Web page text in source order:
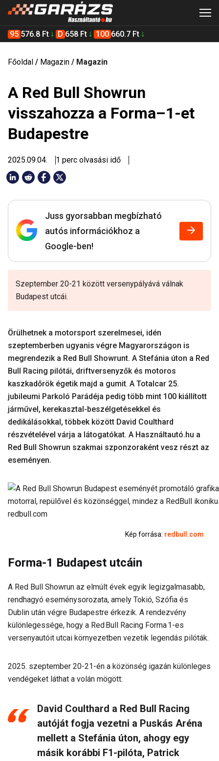
95 576.8 Ft D 658 Ft 100 660.7 Ft
Főoldal / Magazin / Magazin
A Red Bull Showrun
visszahozza a Forma–1-et
Budapestre
2025.09.04. 1 perc olvasási idő
Juss gyorsabban megbízható
autós információkhoz a
Google-ben!
Szeptember 20-21 között versenypályává válnak
Budapest utcái.
Örülhetnek a motorsport szerelmesei, idén
szeptemberben ugyanis végre Magyarországon is
megrendezik a Red Bull Showrunt. A Stefánia úton a Red
Bull Racing pilótái, driftversenyzők és motoros
kaszkadőrök égetik majd a gumit. A Totalcar 25.
jubileumi Parkoló Parádéja pedig több mint 100 kiállított
járművel, kerekasztal-beszélgetésekkel és
dedikálásokkal, többek között David Coulthard
részvételével várja a látogatókat. A Használtautó.hu a
Red Bull Showrun szakmai szponzoraként vesz részt az
eseményen.
Kép forrása: redbull.com
Forma-1 Budapest utcáin
A Red Bull Showrun az elmúlt évek egyik legizgalmasabb,
rendhagyó eseménysorozata, amely Tokió, Szófia és
Dublin után végre Budapestre érkezik. A rendezvény
különlegessége, hogy a Red Bull Racing Forma 1-es
versenyautóit utcai környezetben vezetik legendás pilóták.
2025. szeptember 20-21-én a közönség igazán különleges
vendégeket láthat a volán mögött:
David Coulthard a Red Bull Racing
autóját fogja vezetni a Puskás Aréna
mellett a Stefánia úton, ahogy egy
másik korábbi F1-pilóta, Patrick